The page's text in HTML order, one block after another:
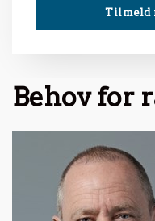
Behov for